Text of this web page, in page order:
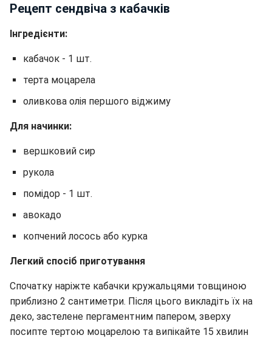
Рецепт сендвіча з кабачків
Інгредієнти:
кабачок - 1 шт.
терта моцарела
оливкова олія першого віджиму
Для начинки:
вершковий сир
рукола
помідор - 1 шт.
авокадо
копчений лосось або курка
Легкий спосіб приготування
Спочатку наріжте кабачки кружальцями товщиною
приблизно 2 сантиметри. Після цього викладіть їх на
деко, застелене пергаментним папером, зверху
посипте тертою моцарелою та випікайте 15 хвилин